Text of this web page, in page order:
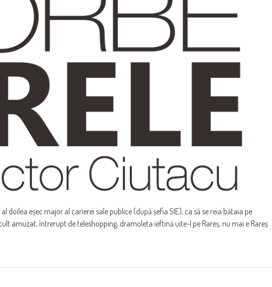
doilea eșec major al carierei sale publice (după șefia SIE), ca să se reia bătaia pe
amuzat, întrerupt de teleshopping, dramoleta ieftină uite-l pe Rareș, nu mai e Rareș